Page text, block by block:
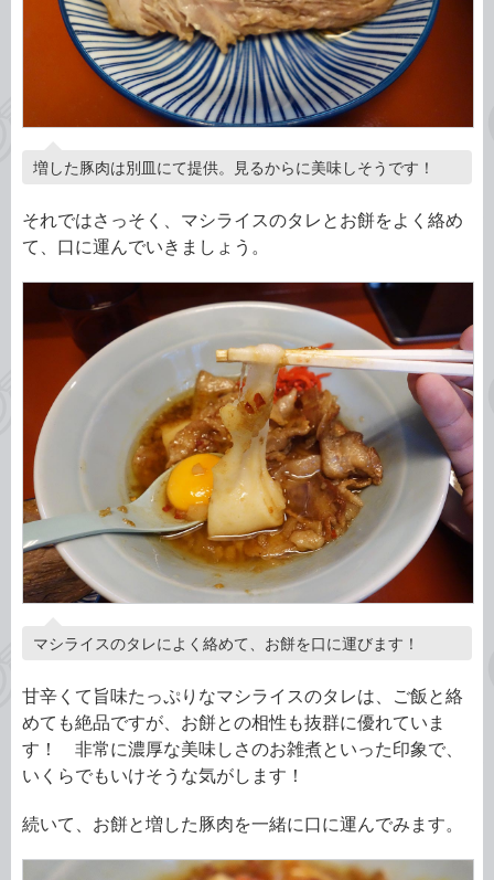
増した豚肉は別皿にて提供。見るからに美味しそうです！
それではさっそく、マシライスのタレとお餅をよく絡め
て、口に運んでいきましょう。
マシライスのタレによく絡めて、お餅を口に運びます！
甘辛くて旨味たっぷりなマシライスのタレは、ご飯と絡
めても絶品ですが、お餅との相性も抜群に優れていま
す！ 非常に濃厚な美味しさのお雑煮といった印象で、
いくらでもいけそうな気がします！
続いて、お餅と増した豚肉を一緒に口に運んでみます。